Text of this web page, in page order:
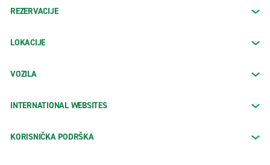
REZERVACIJE
LOKACIJE
VOZILA
INTERNATIONAL WEBSITES
KORISNIČKA PODRŠKA